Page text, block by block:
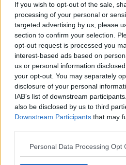
If you wish to opt-out of the sale,
processing of your personal or
targeted advertising by us, please
section to confirm your selection.
opt-out request is processed you
interest-based ads based on
us or personal information
your opt-out. You may separately
disclosure of your personal
IAB’s list of downstream
also be disclosed by us to third
Downstream Participants that may
Personal Data Processing Opt
laboratori sia in Italia che all’estero
forniscono risposte sufficienti: per
con forza da molti giorni ai veterinari e
ulteriormente approfondire le
delle Forze dell’Ordine hanno
virali o infettive,resta la diagnosi di
vaga però per dirsi soddisfacente. Nel
mobilitazione e stress è difficile da
50 cavalli è sempre complicata, ma
pascolare liberamente moltiplica il
prevenire incidenti generati dalle
attuale. Stiamo garantendo periodi
a cui vogliamo tornare al più presto
cavalli ha mai manifestato sintomi
condiviso pascoli e acqua con gli 8